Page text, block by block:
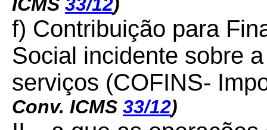
f) Contribuição para
Social incidente sobre
serviços (COFINS-
Conv. ICMS 33/12)